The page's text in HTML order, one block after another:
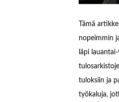
Tämä
nopeimmin
läpi
tuloksiin ja
työkaluja,